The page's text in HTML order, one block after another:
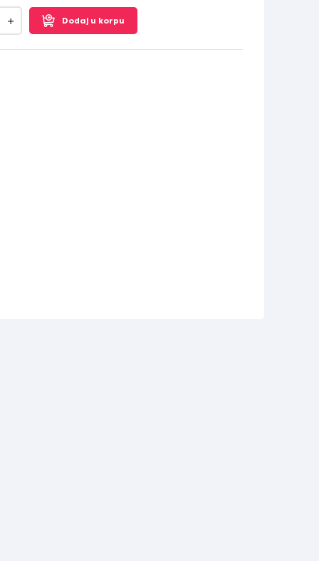
Dodaj u korpu